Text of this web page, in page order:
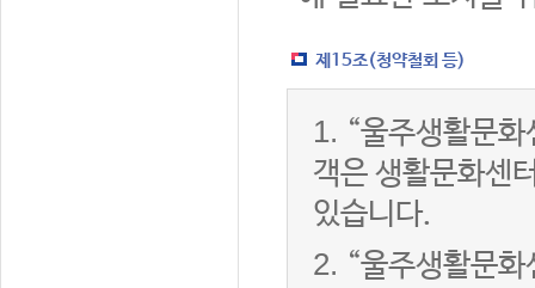
제15조(청약철회 등)
1. “울주생활문
객은 생활문화센
있습니다.
2. “울주생활문